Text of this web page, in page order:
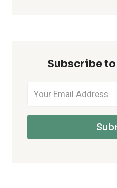
Subscribe